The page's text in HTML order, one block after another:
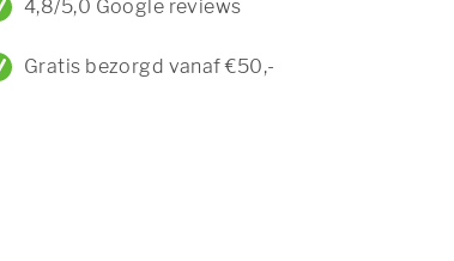
4,8/5,0 Google reviews
Gratis bezorgd vanaf €50,-